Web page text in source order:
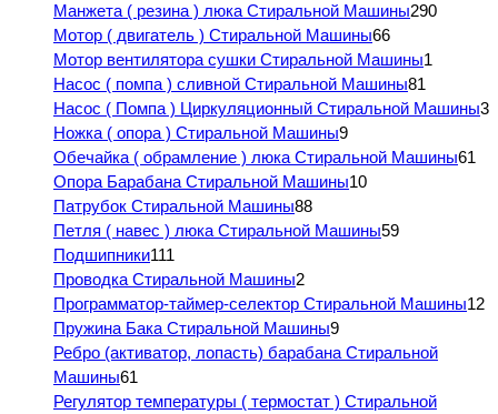
Манжета ( резина ) люка Стиральной Машины290
Мотор ( двигатель ) Стиральной Машины66
Мотор вентилятора сушки Стиральной Машины1
Насос ( помпа ) сливной Стиральной Машины81
Насос ( Помпа ) Циркуляционный Стиральной Машины3
Ножка ( опора ) Стиральной Машины9
Обечайка ( обрамление ) люка Стиральной Машины61
Опора Барабана Стиральной Машины10
Патрубок Стиральной Машины88
Петля ( навес ) люка Стиральной Машины59
Подшипники111
Проводка Стиральной Машины2
Программатор-таймер-селектор Стиральной Машины12
Пружина Бака Стиральной Машины9
Ребро (активатор, лопасть) барабана Стиральной
Машины61
Регулятор температуры ( термостат ) Стиральной